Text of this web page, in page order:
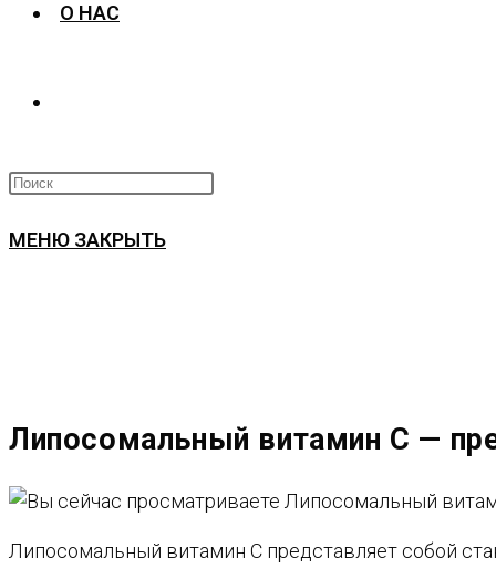
О НАС
ПОИСК
САЙТУ
МЕНЮ ЗАКРЫТЬ
Липосомальный витамин С —
Липосомальный витамин С представляет собой